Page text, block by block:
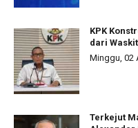
KPK
dari
Minggu, 02
Terkejut